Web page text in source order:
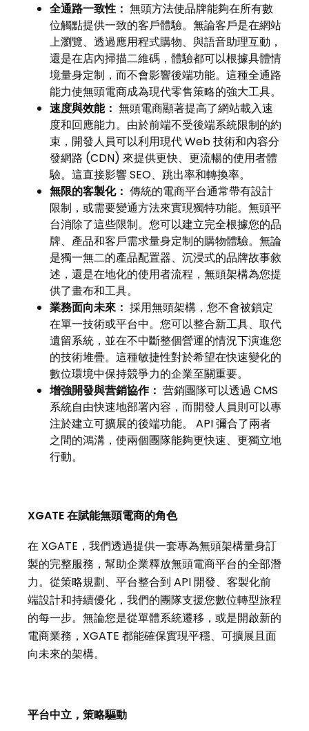
全通路一致性： 無頭方法使品牌能夠在所有數
位觸點提供一致的客戶體驗。無論客戶是在網站
上瀏覽、透過應用程式購物、與語音助理互動，
還是在店內掃描二維碼，體驗都可以根據具體情
境量身定制，而不會影響後端功能。這種全通路
能力使無頭電商成為現代零售策略的強大工具。
速度與效能： 無頭電商顯著提高了網站載入速
度和回應能力。由於前端不受後端系統限制的約
束，開發人員可以利用現代 Web 技術和內容分
發網路 (CDN) 來提供更快、更流暢的使用者體
驗。這直接影響 SEO、跳出率和轉換率。
無限的客製化： 傳統的電商平台通常帶有設計
限制，或需要變通方法來實現獨特功能。無頭平
台消除了這些限制。您可以建立完全根據您的品
牌、產品和客戶需求量身定制的購物體驗。無論
是獨一無二的產品配置器、沉浸式的品牌故事敘
述，還是在地化的使用者流程，無頭架構為您提
供了畫布和工具。
業務面向未來： 採用無頭架構，您不會被鎖定
在單一技術或平台中。您可以整合新工具、取代
遺留系統，並在不中斷整個營運的情況下演進您
的技術堆疊。這種敏捷性對於希望在快速變化的
數位環境中保持競爭力的企業至關重要。
增強開發與营銷協作： 营銷團隊可以透過 CMS
系統自由快速地部署內容，而開發人員則可以專
注於建立可擴展的後端功能。 API 彌合了兩者
之間的鴻溝，使兩個團隊能夠更快速、更獨立地
行動。
XGATE 在賦能無頭電商的角色
在 XGATE，我們透過提供一套專為無頭架構量身訂
製的完整服務，幫助企業釋放無頭電商平台的全部潛
力。從策略規劃、平台整合到 API 開發、客製化前
端設計和持續優化，我們的團隊支援您數位轉型旅程
的每一步。無論您是從單體系統遷移，或是開啟新的
電商業務，XGATE 都能確保實現平穩、可擴展且面
向未來的架構。
平台中立，策略驅動